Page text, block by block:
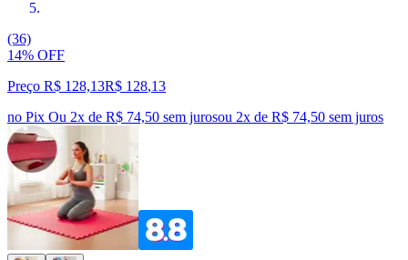
(36)
14% OFF
Preço R$ 128,13R$ 128,13
no Pix Ou 2x de R$ 74,50 sem jurosou 2x de R$ 74,50 sem juros